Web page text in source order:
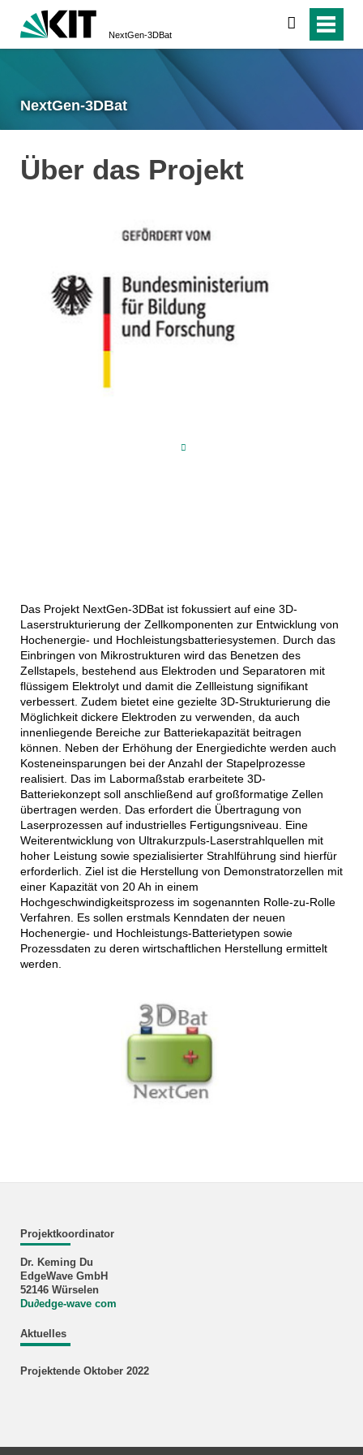
NextGen-3DBat
suchen
NextGen-3DBat
Über das Projekt
Das Projekt NextGen-3DBat ist fokussiert auf eine 3D-
Laserstrukturierung der Zellkomponenten zur Entwicklung von
Hochenergie- und Hochleistungsbatteriesystemen. Durch das
Einbringen von Mikrostrukturen wird das Benetzen des
Zellstapels, bestehend aus Elektroden und Separatoren mit
flüssigem Elektrolyt und damit die Zellleistung signifikant
verbessert. Zudem bietet eine gezielte 3D-Strukturierung die
Möglichkeit dickere Elektroden zu verwenden, da auch
innenliegende Bereiche zur Batteriekapazität beitragen
können. Neben der Erhöhung der Energiedichte werden auch
Kosteneinsparungen bei der Anzahl der Stapelprozesse
realisiert. Das im Labormaßstab erarbeitete 3D-
Batteriekonzept soll anschließend auf großformatige Zellen
übertragen werden. Das erfordert die Übertragung von
Laserprozessen auf industrielles Fertigungsniveau. Eine
Weiterentwicklung von Ultrakurzpuls-Laserstrahlquellen mit
hoher Leistung sowie spezialisierter Strahlführung sind hierfür
erforderlich. Ziel ist die Herstellung von Demonstratorzellen mit
einer Kapazität von 20 Ah in einem
Hochgeschwindigkeitsprozess im sogenannten Rolle-zu-Rolle
Verfahren. Es sollen erstmals Kenndaten der neuen
Hochenergie- und Hochleistungs-Batterietypen sowie
Prozessdaten zu deren wirtschaftlichen Herstellung ermittelt
werden.
Projektkoordinator
Dr. Keming Du
EdgeWave GmbH
52146 Würselen
Du∂edge-wave com
Aktuelles
Projektende Oktober 2022